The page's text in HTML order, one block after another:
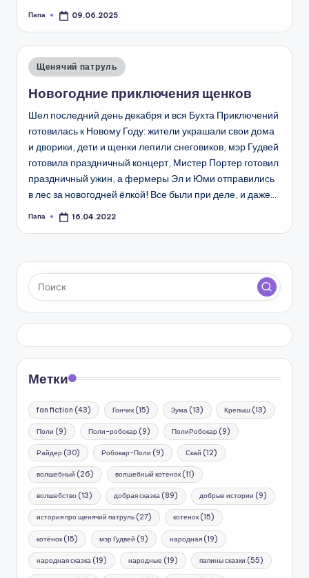
Запись
Папа 09.06.2025
Опубликовано
Щенячий патруль
Новогодние приключения щенков
Шел последний день декабря и вся Бухта Приключений
готовилась к Новому Году: жители украшали свои дома
и дворики, дети и щенки лепили снеговиков, мэр Гудвей
готовила праздничный концерт, Мистер Портер готовил
праздничный ужин, а фермеры Эл и Юми отправились
в лес за новогодней ёлкой! Все были при деле, и даже…
Запись
Папа 16.04.2022
Метки
fan fiction (43) Гончик(15) Зума (13) Крепыш (13)
Поли (9) Поли-робокар (9) ПолиРобокар (9)
Райдер (30) Робокар-Поли (9) Скай (12)
волшебный (26) волшебный котенок(11)
волшебство (13) добрая сказка(89) добрые истории (9)
история про щенячий патруль (27) котенок(15)
котёнок (15) мэр Гудвей (9) народная(19)
народная сказка (19) народные (19) папины сказки (55)